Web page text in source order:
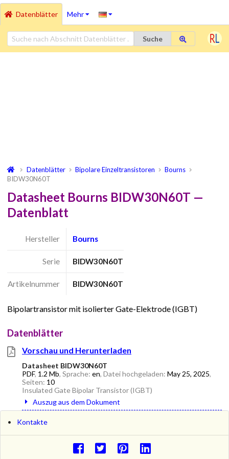
Datenblätter Mehr
Suche
Datenblätter Bipolare Einzeltransistoren
Bourns
BIDW30N60T
Datasheet Bourns BIDW30N60T —
Datenblatt
Hersteller Bourns
Serie BIDW30N60T
Artikelnummer BIDW30N60T
Bipolartransistor mit isolierter Gate-Elektrode (IGBT)
Datenblätter
Vorschau und Herunterladen
Datasheet BIDW30N60T
PDF, 1.2 Mb, Sprache: en, Datei hochgeladen: May 25, 2025,
Seiten: 10
Insulated Gate Bipolar Transistor (IGBT)
Auszug aus dem Dokument
Kontakte